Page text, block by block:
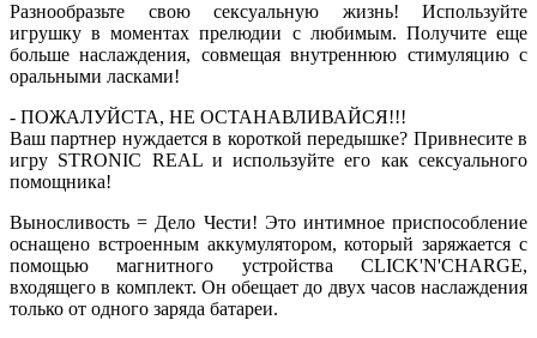
Разнообразьте свою сексуальную жизнь! Используйте
игрушку в моментах прелюдии с любимым. Получите еще
больше наслаждения, совмещая внутреннюю стимуляцию с
оральными ласками!
- ПОЖАЛУЙСТА, НЕ ОСТАНАВЛИВАЙСЯ!!!
Ваш партнер нуждается в короткой передышке? Привнесите в
игру STRONIC REAL и используйте его как сексуального
помощника!
Выносливость = Дело Чести! Это интимное приспособление
оснащено встроенным аккумулятором, который заряжается с
помощью магнитного устройства CLICK'N'CHARGE,
входящего в комплект. Он обещает до двух часов наслаждения
только от одного заряда батареи.